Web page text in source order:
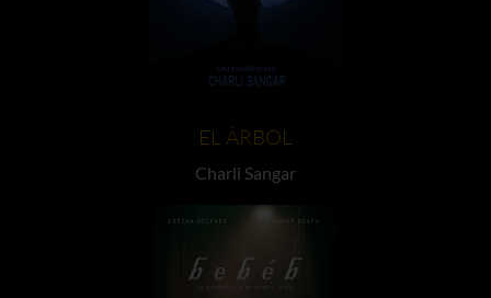
EL ÁRBOL
Charli Sangar